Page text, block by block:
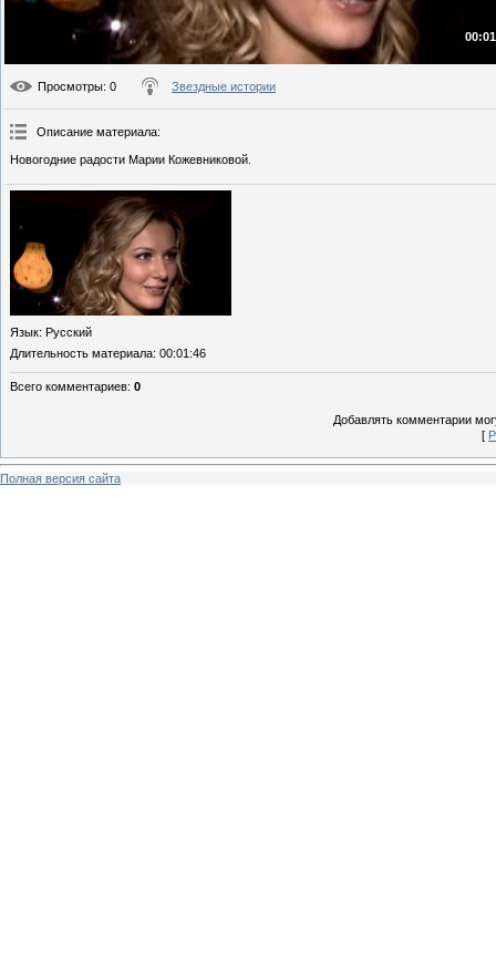
Просмотры: 0 Звездные истории
Описание материала:
Новогодние радости Марии Кожевниковой.
Язык: Русский
Длительность материала: 00:01:46
Всего комментариев: 0
Добавлять комментарии
[
Полная версия сайта